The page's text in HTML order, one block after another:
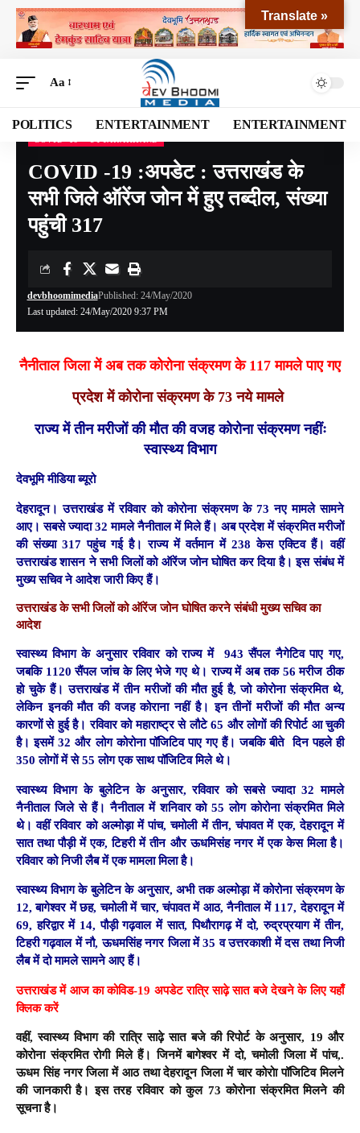
Aa
POLITICS ENTERTAINMENT ENTERTAINMENT
Devbhoomi Media Blog> NATIONAL>UTTARAKHAND>COVID -19
COVID -19 :अपडेट : उत्तराखंड के
सभी जिले ऑरेंज जोन में हुए तब्दील, संख्या
पहुंची 317
Last updated: 24/May/2020 9:37 PM
devbhoomimediaPublished: 24/May/2020
नैनीताल जिला में अब तक कोरोना संक्रमण के 117 मामले पाए गए
प्रदेश में कोरोना संक्रमण के 73 नये मामले
राज्य में तीन मरीजों की मौत की वजह कोरोना संक्रमण नहींः
स्वास्थ्य विभाग
देवभूमि मीडिया ब्यूरो
देहरादून। उत्तराखंड में रविवार को कोरोना संक्रमण के 73 नए मामले सामने
आए। सबसे ज्यादा 32 मामले नैनीताल में मिले हैं। अब प्रदेश में संक्रमित मरीजों
की संख्या 317 पहुंच गई है। राज्य में वर्तमान में 238 केस एक्टिव हैं। वहीं
उत्तराखंड शासन ने सभी जिलों को ऑरेंज जोन घोषित कर दिया है। इस संबंध में
मुख्य सचिव ने आदेश जारी किए हैं।
उत्तराखंड के सभी जिलों को ऑरेंज जोन घोषित करने संबंधी मुख्य सचिव का
आदेश
स्वास्थ्य विभाग के अनुसार रविवार को राज्य में 943 सैंपल नैगेटिव पाए गए,
जबकि 1120 सैंपल जांच के लिए भेजे गए थे। राज्य में अब तक 56 मरीज ठीक
हो चुके हैं। उत्तराखंड में तीन मरीजों की मौत हुई है, जो कोरोना संक्रमित थे,
लेकिन इनकी मौत की वजह कोराना नहीं है। इन तीनों मरीजों की मौत अन्य
कारणों से हुई है। रविवार को महाराष्ट्र से लौटे 65 और लोगों की रिपोर्ट आ चुकी
है। इसमें 32 और लोग कोरोना पॉजिटिव पाए गए हैं। जबकि बीते दिन पहले ही
350 लोगों में से 55 लोग एक साथ पॉजिटिव मिले थे।
स्वास्थ्य विभाग के बुलेटिन के अनुसार, रविवार को सबसे ज्यादा 32 मामले
नैनीताल जिले से हैं। नैनीताल में शनिवार को 55 लोग कोरोना संक्रमित मिले
थे। वहीं रविवार को अल्मोड़ा में पांच, चमोली में तीन, चंपावत में एक, देहरादून में
सात तथा पौड़ी में एक, टिहरी में तीन और ऊधमिसंह नगर में एक केस मिला है।
रविवार को निजी लैब में एक मामला मिला है।
स्वास्थ्य विभाग के बुलेटिन के अनुसार, अभी तक अल्मोड़ा में कोरोना संक्रमण के
12, बागेश्वर में छह, चमोली में चार, चंपावत में आठ, नैनीताल में 117, देहरादून में
69, हरिद्वार में 14, पौड़ी गढ़वाल में सात, पिथौरागढ़ में दो, रुद्रप्रयाग में तीन,
टिहरी गढ़वाल में नौ, ऊधमसिंह नगर जिला में 35 व उत्तरकाशी में दस तथा निजी
लैब में दो मामले सामने आए हैं।
उत्तराखंड में आज का कोविड-19 अपडेट रात्रि साढ़े सात बजे देखने के लिए यहाँ
क्लिक करें
वहीं, स्वास्थ्य विभाग की रात्रि साढ़े सात बजे की रिपोर्ट के अनुसार, 19 और
कोरोना संक्रमित रोगी मिले हैं। जिनमें बागेश्वर में दो, चमोली जिला में पांच,.
ऊधम सिंह नगर जिला में आठ तथा देहरादून जिला में चार कोरोा पॉजिटिव मिलने
की जानकारी है। इस तरह रविवार को कुल 73 कोरोना संक्रमित मिलने की
सूचना है।
Translate »